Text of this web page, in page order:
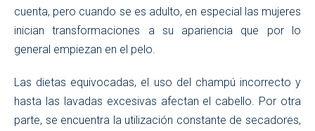
cuenta, pero cuando se es adulto, en especial las mujeres
inician transformaciones a su apariencia que por lo
general empiezan en el pelo.
Las dietas equivocadas, el uso del champú incorrecto y
hasta las lavadas excesivas afectan el cabello. Por otra
parte, se encuentra la utilización constante de secadores,